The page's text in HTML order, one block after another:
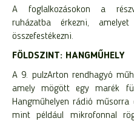
A foglalkozásokon a
ruházatba érkezni,
összefestékezni.
FÖLDSZINT: HANGMŰHELY
A 9. pulzArton rendhagyó
amely mögött egy marék
Hangműhelyen rádió műsorra
mint például mikrofonnal